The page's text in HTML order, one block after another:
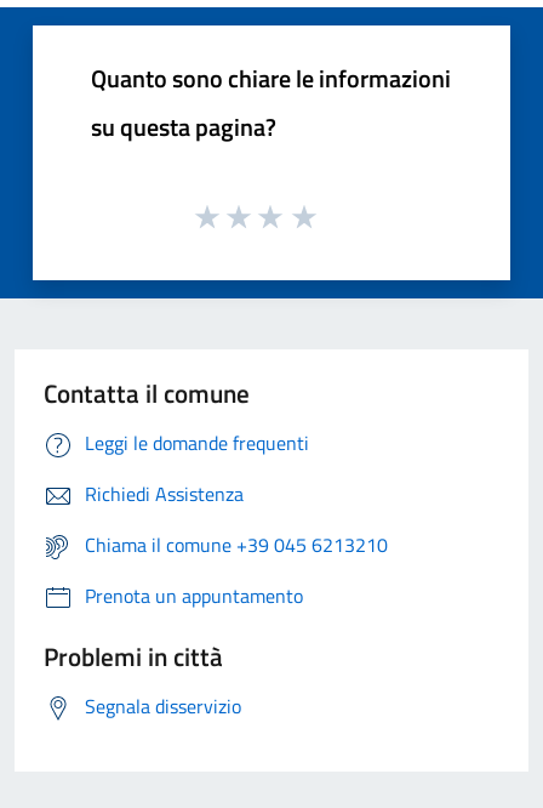
Quanto sono chiare le informazioni
su questa pagina?
Contatta il comune
Leggi le domande frequenti
Richiedi Assistenza
Chiama il comune +39 045 6213210
Prenota un appuntamento
Problemi in città
Segnala disservizio